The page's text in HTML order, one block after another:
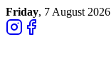
Friday, 7 August 2026